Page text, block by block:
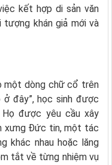
kết hợp di sản văn
khán giả mới và
một dòng chữ cổ trên
ở đây”, học sinh được
được yêu cầu xây
xưng Đức tin, một tác
khác nhau hoặc lăng
tắt về từng nhiệm vụ